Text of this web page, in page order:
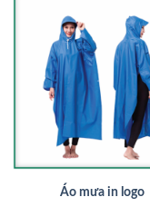
Áo mưa in logo